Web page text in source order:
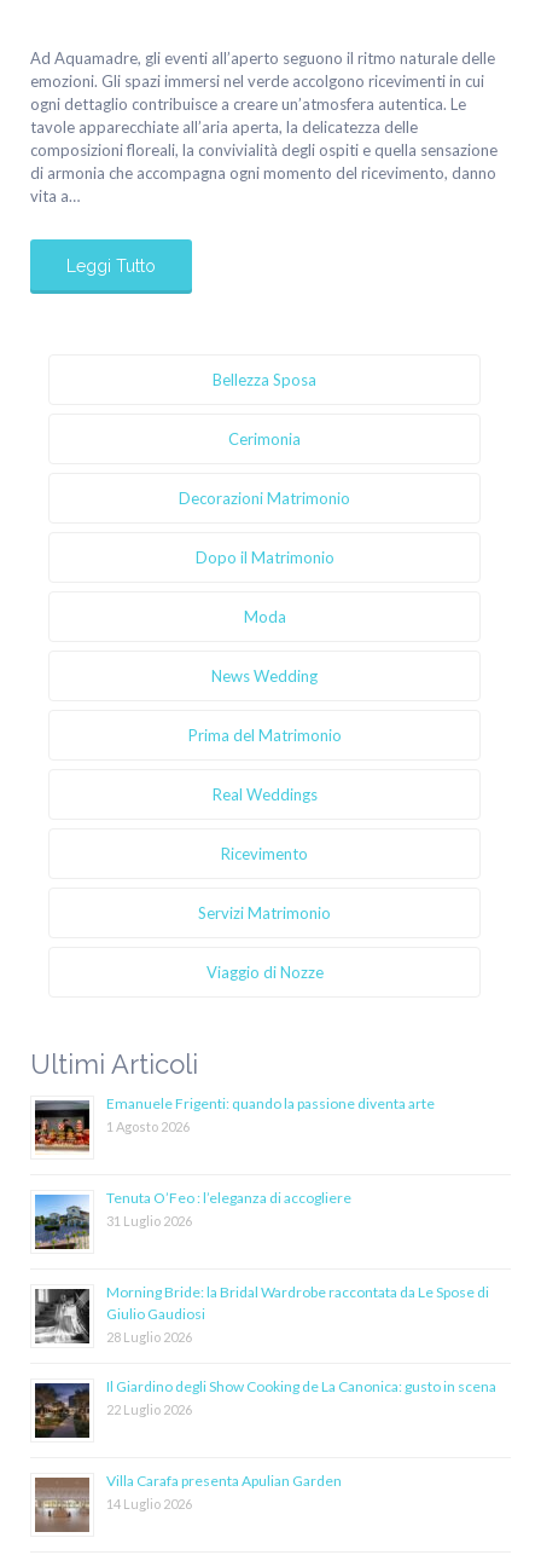
Ad Aquamadre, gli eventi all’aperto seguono il ritmo naturale delle
emozioni. Gli spazi immersi nel verde accolgono ricevimenti in cui
ogni dettaglio contribuisce a creare un’atmosfera autentica. Le
tavole apparecchiate all’aria aperta, la delicatezza delle
composizioni floreali, la convivialità degli ospiti e quella sensazione
di armonia che accompagna ogni momento del ricevimento, danno
vita a…
Leggi Tutto
Bellezza Sposa
Cerimonia
Decorazioni Matrimonio
Dopo il Matrimonio
Moda
News Wedding
Prima del Matrimonio
Real Weddings
Ricevimento
Servizi Matrimonio
Viaggio di Nozze
Ultimi Articoli
Emanuele Frigenti: quando la passione diventa arte
1 Agosto 2026
Tenuta O’Feo : l’eleganza di accogliere
31 Luglio 2026
Morning Bride: la Bridal Wardrobe raccontata da Le Spose di
Giulio Gaudiosi
28 Luglio 2026
Il Giardino degli Show Cooking de La Canonica: gusto in scena
22 Luglio 2026
Villa Carafa presenta Apulian Garden
14 Luglio 2026